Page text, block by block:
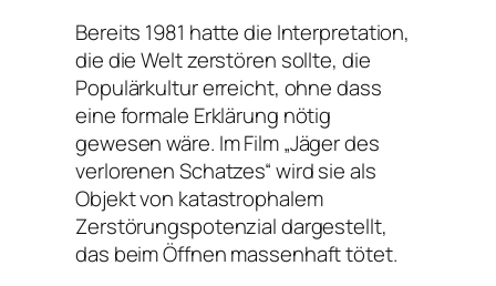
Bereits 1981 hatte die Interpretation,
die die Welt zerstören sollte, die
Populärkultur erreicht, ohne dass
eine formale Erklärung nötig
gewesen wäre. Im Film „Jäger des
verlorenen Schatzes“ wird sie als
Objekt von katastrophalem
Zerstörungspotenzial dargestellt,
das beim Öffnen massenhaft tötet.